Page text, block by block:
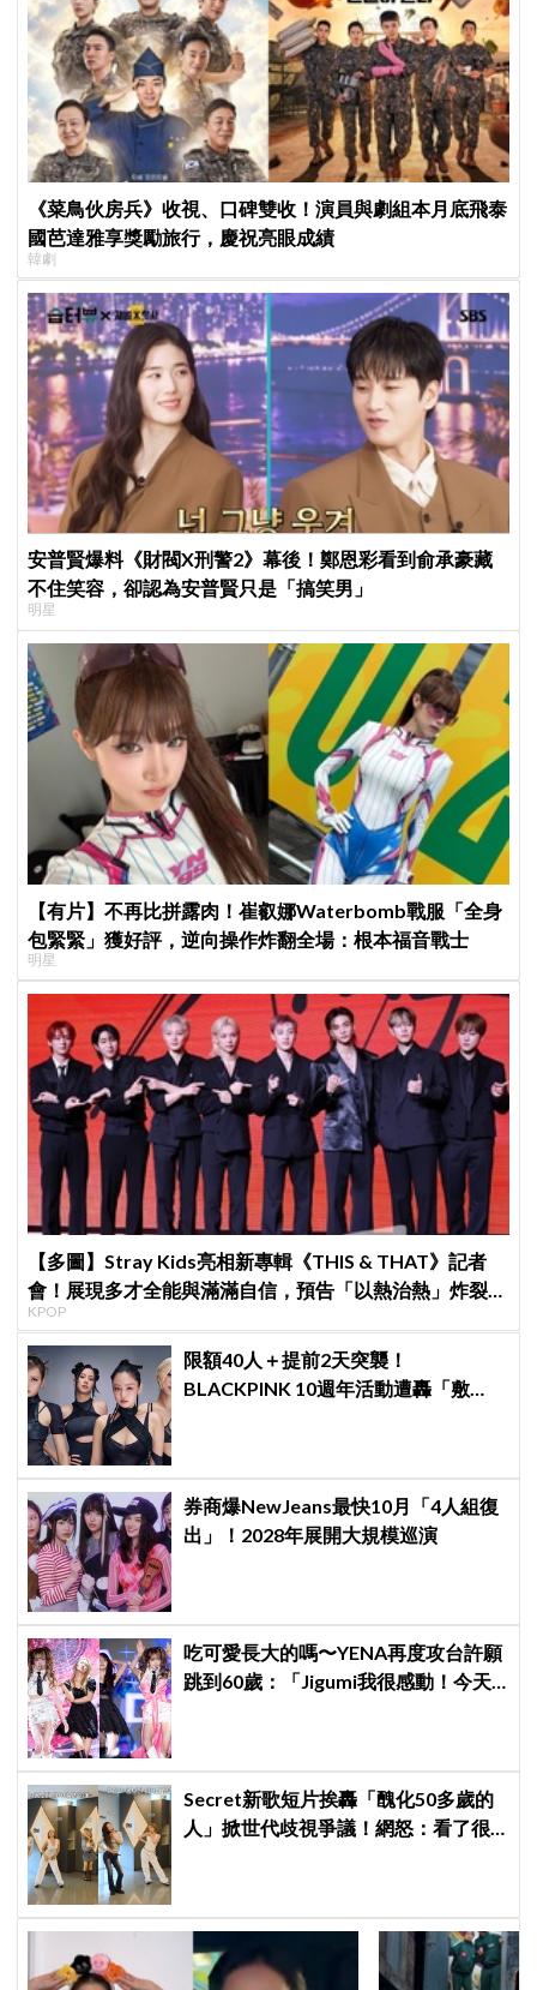
《菜鳥伙房兵》收視、口碑雙收！演員與劇組本月底飛泰
國芭達雅享獎勵旅行，慶祝亮眼成績
韓劇
安普賢爆料《財閥X刑警2》幕後！鄭恩彩看到俞承豪藏
不住笑容，卻認為安普賢只是「搞笑男」
明星
【有片】不再比拼露肉！崔叡娜Waterbomb戰服「全身
包緊緊」獲好評，逆向操作炸翻全場：根本福音戰士
明星
【多圖】Stray Kids亮相新專輯《THIS & THAT》記者
會！展現多才全能與滿滿自信，預告「以熱治熱」炸裂夏
日音樂圈
KPOP
限額40人＋提前2天突襲！
BLACKPINK 10週年活動遭轟「敷
券商爆NewJeans最快10月「4人組復
出」！2028年展開大規模巡演
吃可愛長大的嗎〜YENA再度攻台許願
跳到60歲：「Jigumi我很感動！今天
Secret新歌短片挨轟「醜化50多歲的
人」掀世代歧視爭議！網怒：看了很